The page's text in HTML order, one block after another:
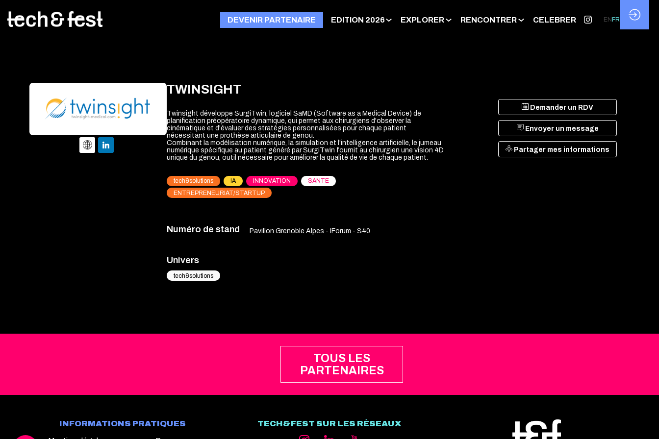
DEVENIR PARTENAIRE EDITION 2026 EXPLORER RENCONTRER CELEBRER EN FR
Demander un RDV
Envoyer un message
Partager mes informations
TWINSIGHT
Twinsight développe SurgiTwin, logiciel SaMD (Software as a Medical Device) de
planification préopératoire dynamique, qui permet aux chirurgiens d'observer la
cinématique et d'évaluer des stratégies personnalisées pour chaque patient
nécessitant une prothèse articulaire de genou.
Combinant la modélisation numérique, la simulation et l'intelligence artificielle, le jumeau
numérique spécifique au patient généré par SurgiTwin fournit au chirurgien une vision 4D
unique du genou, outil nécessaire pour améliorer la qualité de vie de chaque patient.
tech&solutions IA INNOVATION
SANTE
ENTREPRENEURIAT/STARTUP
Numéro de stand Pavillon Grenoble Alpes - IForum - S40
Univers
tech&solutions
TOUS LES
PARTENAIRES
INFORMATIONS PRATIQUES TECH&FEST SUR LES RÉSEAUX